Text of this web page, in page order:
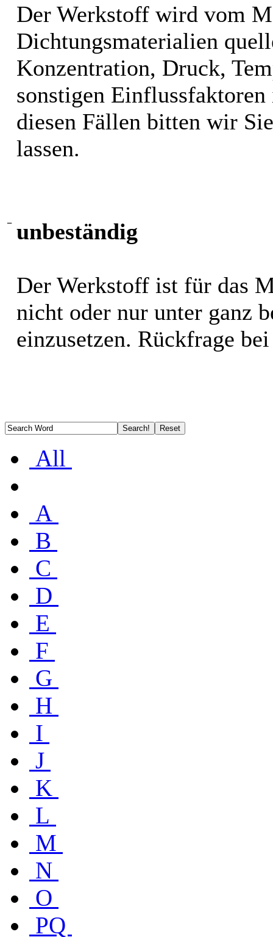
Der Werkstoff wird vom
Dichtungsmaterialien
Konzentration, Druck,
sonstigen
diesen Fällen bitten wir
lassen.
− unbeständig
Der Werkstoff ist für das
nicht oder nur unter ganz
einzusetzen. Rückfrage
All
A
B
C
D
E
F
G
H
I
J
K
L
M
N
O
PQ